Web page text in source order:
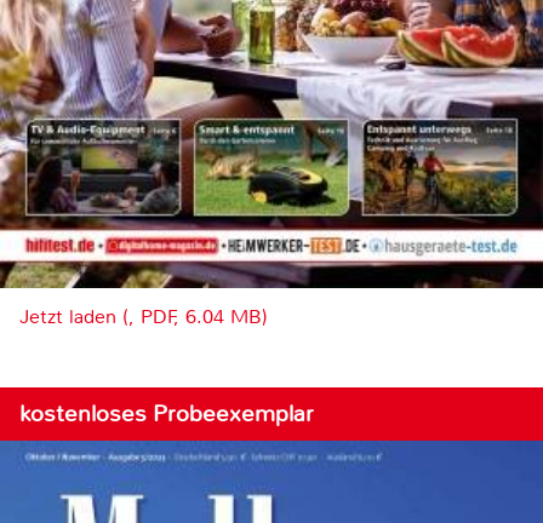
Jetzt laden (, PDF, 6.04 MB)
kostenloses Probeexemplar